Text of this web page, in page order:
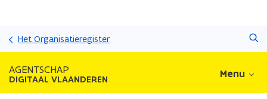
Het Organisatieregister
AGENTSCHAP
DIGITAAL VLAANDEREN Menu